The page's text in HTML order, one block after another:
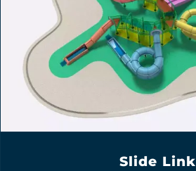
Slide Link